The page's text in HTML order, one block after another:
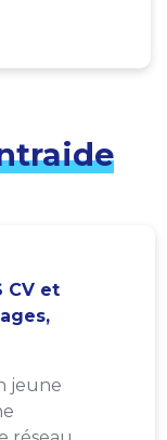
CV et
jeune